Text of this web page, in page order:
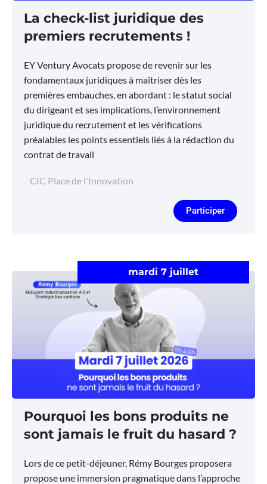
La check-list juridique des
premiers recrutements !
EY Ventury Avocats propose de revenir sur les
fondamentaux juridiques à maîtriser dès les
premières embauches, en abordant : le statut social
du dirigeant et ses implications, l’environnement
juridique du recrutement et les vérifications
préalables les points essentiels liés à la rédaction du
contrat de travail
CIC Place de l'Innovation
Participer
mardi 7 juillet
Pourquoi les bons produits ne
sont jamais le fruit du hasard ?
Lors de ce petit-déjeuner, Rémy Bourges proposera
propose une immersion pragmatique dans l’approche